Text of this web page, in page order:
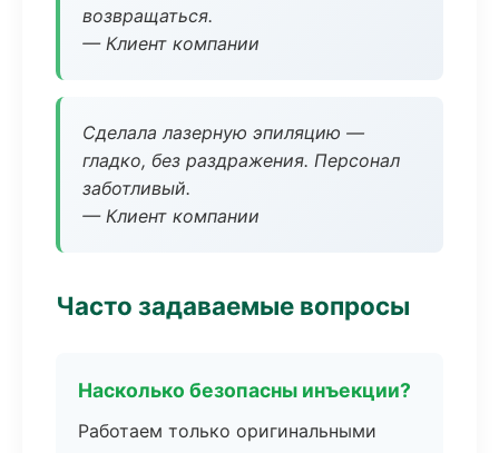
возвращаться.
— Клиент компании
Сделала лазерную эпиляцию —
гладко, без раздражения. Персонал
заботливый.
— Клиент компании
Часто задаваемые вопросы
Насколько безопасны инъекции?
Работаем только оригинальными